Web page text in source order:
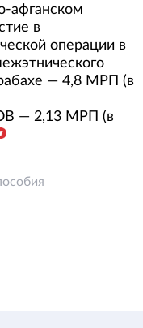
афганском
в
операции в
— 4,8 МРП (в
— 2,13 МРП (в